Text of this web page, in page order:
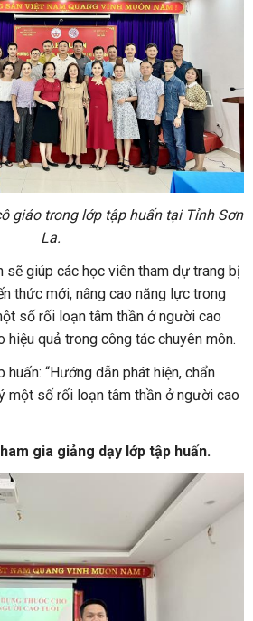
giáo trong lớp tập huấn tại Tỉnh Sơn
La.
sẽ giúp các học viên tham dự trang bị
thức mới, nâng cao năng lực trong
số rối loạn tâm thần ở người cao
hiệu quả trong công tác chuyên môn.
“Hướng dẫn phát hiện, chẩn
một số rối loạn tâm thần ở người cao
gia giảng dạy lớp tập huấn.